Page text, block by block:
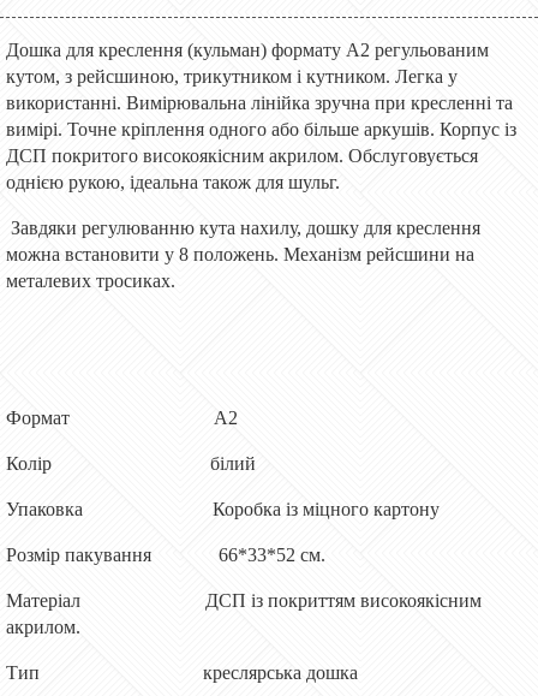
Дошка для креслення (кульман) формату А2 регульованим
кутом, з рейсшиною, трикутником і кутником. Легка у
використанні. Вимірювальна лінійка зручна при кресленні та
вимірі. Точне кріплення одного або більше аркушів. Корпус із
ДСП покритого високоякісним акрилом. Обслуговується
однією рукою, ідеальна також для шульг.
Завдяки регулюванню кута нахилу, дошку для креслення
можна встановити у 8 положень. Механізм рейсшини на
металевих тросиках.
Формат А2
Колір білий
Упаковка Коробка із міцного картону
Розмір пакування 66*33*52 см.
Матеріал ДСП із покриттям високоякісним
акрилом.
Тип креслярська дошка